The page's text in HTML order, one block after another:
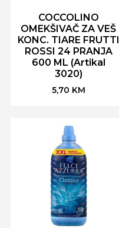
COCCOLINO
OMEKŠIVAČ ZA VEŠ
KONC. TIARE FRUTTI
ROSSI 24 PRANJA
600 ML (Artikal
3020)
5,70 KM